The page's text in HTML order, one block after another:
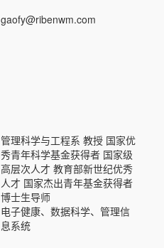
gaofy@ribenwm.com
管理科学与工程系 教授 国家优
秀青年科学基金获得者 国家级
高层次人才 教育部新世纪优秀
人才 国家杰出青年基金获得者
博士生导师
电子健康、数据科学、管理信
息系统